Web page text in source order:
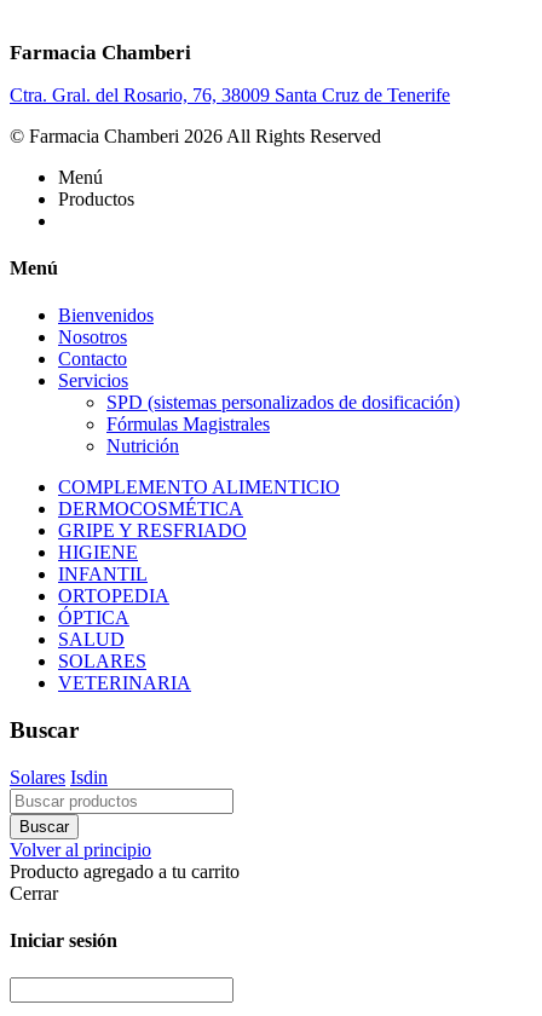
Farmacia Chamberi
Ctra. Gral. del Rosario, 76, 38009 Santa Cruz de Tenerife
© Farmacia Chamberi 2026 All Rights Reserved
Menú
Productos
Menú
Bienvenidos
Nosotros
Contacto
Servicios
SPD (sistemas personalizados de dosificación)
Fórmulas Magistrales
Nutrición
COMPLEMENTO ALIMENTICIO
DERMOCOSMÉTICA
GRIPE Y RESFRIADO
HIGIENE
INFANTIL
ORTOPEDIA
ÓPTICA
SALUD
SOLARES
VETERINARIA
Buscar
Solares Isdin
Volver al principio
Producto agregado a tu carrito
Cerrar
Iniciar sesión